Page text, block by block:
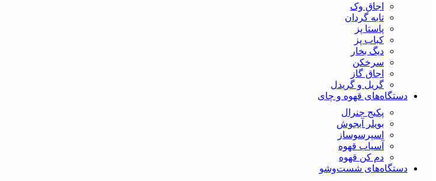
اجاق وک
تابه گردان
پاستا پز
کباب پز
دیگ بخار
سرخکن
اجاق گاز
گریل و گریدل
دستگاه‌های قهوه و چای
پکیج جنرال
بویلر آبجوش
اسپرسوساز
آسیاب قهوه
دم کن قهوه
دستگاه‌های شست‌و‌شو